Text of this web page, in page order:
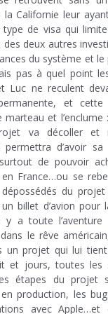
la Californie leur
de visa qui
deux autres
du système et
pas à quel point
Luc ne reculent
et cette
marteau et
va décoller et
permettra d’avoir
de pouvoir
France…ou se
du
billet d’avion pour
a toute l’aventure
le rêve
un projet qui lui
et jours, toutes les
étapes du projet
production, les
avec Apple…et